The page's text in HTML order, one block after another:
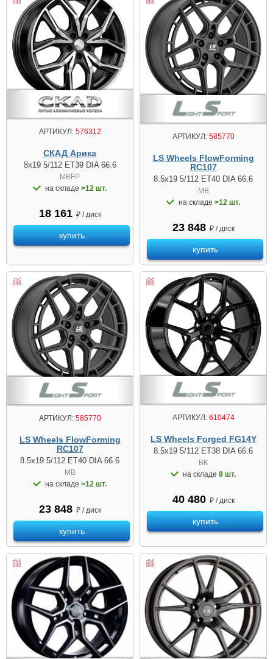
АРТИКУЛ:576312
СКАД Арика
8x19 5/112 ET39 DIA 66.6
MBFP
на складе >12 шт.
18 161 ₽ / диск
купить
АРТИКУЛ:585770
LS Wheels FlowForming
RC107
8.5x19 5/112 ET40 DIA 66.6
MB
на складе >12 шт.
23 848 ₽ / диск
купить
АРТИКУЛ:585770
LS Wheels FlowForming
RC107
8.5x19 5/112 ET40 DIA 66.6
MB
на складе >12 шт.
23 848 ₽ / диск
купить
АРТИКУЛ:610474
LS Wheels Forged FG14Y
8.5x19 5/112 ET38 DIA 66.6
BK
на складе 8 шт.
40 480 ₽ / диск
купить